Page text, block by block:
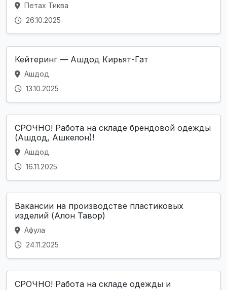
Петах Тиква
26.10.2025
Кейтеринг — Ашдод Кирьят-Гат
Ашдод
13.10.2025
СРОЧНО! Работа на складе брендовой одежды
(Ашдод, Ашкелон)!
Ашдод
16.11.2025
Вакансии на производстве пластиковых
изделий (Алон Тавор)
Афула
24.11.2025
СРОЧНО! Работа на складе одежды и